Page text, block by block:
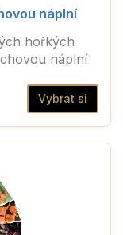
náplní
hořkých
náplní
Vybrat si